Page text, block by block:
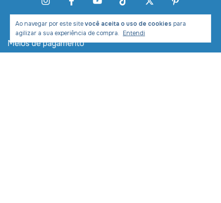
Ao navegar por este sitevocê aceita o uso de cookies para
agilizar a sua experiência de compra. Entendi
Meios de pagamento